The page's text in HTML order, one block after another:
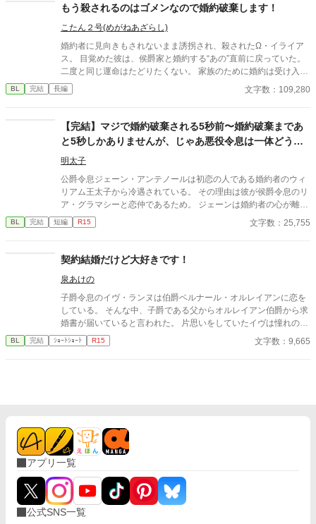
もう殺されるのはゴメンなので婚約破棄します！
こたん２号(めがねあざらし)
婚約者に見向きもされないまま誘拐され、殺されたΩ・イライア
ス。 目覚めた彼は、侯爵家と婚約する“あの”直前に戻っていた。
二度と同じ運命はたどりたくない。 家族のために婚約は受け入れ
るが、なんとか相手に嫌われて破談を狙うことに決める。 だが目
の前に現れた侯爵・アルバートは、前世とはまるで別人のように
BL 完結 長編 文字数：109,280
【完結】マジで婚約破棄される5秒前〜婚約破棄まであ
と5秒しかありませんが、じゃあ悪役令息は一体どうし
ろと？〜
明太子
公爵令息ジェーン・アンテノールは初恋の人である婚約者のウィ
リアム王太子から冷遇されている。 その理由は彼が侯爵令息のリ
ア・グラマシーと恋仲であるため。 ジェーンは婚約者の心が離れ
ていることを寂しく思いながらも卒業パーティーに出席する。 し
かし、その場で彼はひょんなことから自身がリアを主人公とした
アムから婚約破棄されることも。 婚約破棄まであと5秒しかあり
ませんが、じゃあ一体どうしろと？ シナリオから外れたジェーン
の行動は登場人物たちに思わぬ影響を与えていくことに。 ※小説
家になろうにも掲載しております。
BL 完結 短編 R15 文字数：25,755
契約結婚だけど大好きです！
泉あけの
子爵令息のイヴ・ランヌは伯爵ベルナール・オルレイアンに恋を
している。 そんな中、子爵である父からオルレイアン伯爵から求
婚書が届いていると言われた。 片思いをしていたイヴは憧れのベ
ルナール様が求婚をしてくれたと大喜び。 しかしこの結婚は両家
の利害が一致した契約結婚だった。 イヴは恋心が暴走してベルナ
通じ合うことはないのだから。 ※小説家になろうにも掲載してお
ります ※直接的な表現ではありませんが、「初夜」という単語が
たびたび登場します
BL 完結 ｼｮｰﾄｼｮｰﾄ R15 文字数：9,665
アプリ一覧
公式SNS一覧